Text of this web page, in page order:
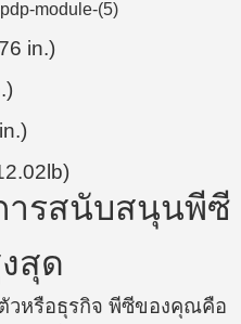
in.)
ารสนับสนุนพีซี
สุด
วหรือธุรกิจ พีซีของคุณคือ